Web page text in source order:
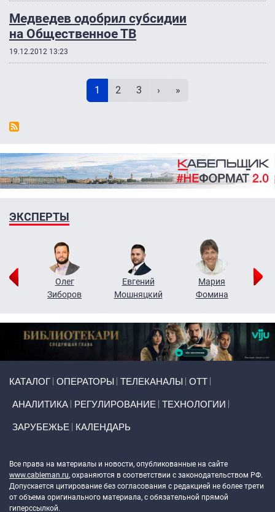
Медведев одобрил субсидии
на Общественное ТВ
19.12.2012 13:23
Текущая страница
1 Page
2 Page
3 Следующая страница
› Последняя страница
»
ЭКСПЕРТЫ
Олег
Зиборов
Евгений
Мошняцкий
Мария
Фомина
КАТАЛОГ ОПЕРАТОРЫ ТЕЛЕКАНАЛЫ ОТТ
АНАЛИТИКА РЕГУЛИРОВАНИЕ ТЕХНОЛОГИИ
ЗАРУБЕЖЬЕ КАЛЕНДАРЬ
Все права на материалы и новости, опубликованные на сайте
www.cableman.ru, охраняются в соответствии с законодательством РФ.
Допускается цитирование без согласования с редакцией не более трети
от объема оригинального материала, с обязательной прямой
гиперссылкой.